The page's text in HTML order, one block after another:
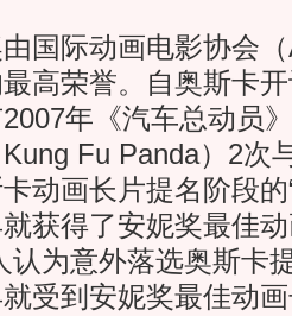
际动画电影协会（
高荣誉。自奥斯卡
年《汽车总动员
Kung Fu Panda）2次
动画长片提名阶段的
获得了安妮奖最佳
认为意外落选奥斯卡
受到安妮奖最佳动画